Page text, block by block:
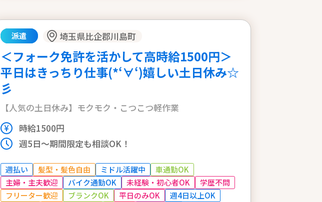
派遣 埼玉県比企郡川島町
＜フォーク免許を活かして高時給1500円＞
平日はきっちり仕事(*‘∀‘)嬉しい土日休み☆
彡
【人気の土日休み】モクモク・こつこつ軽作業
時給1500円
週5日～期間限定も相談OK！
週払い 髪型・髪色自由 ミドル活躍中
車通勤OK
主婦・主夫歓迎
バイク通勤OK 未経験・初心者OK
学歴不問
フリーター歓迎
ブランクOK 平日のみOK
週4日以上OK